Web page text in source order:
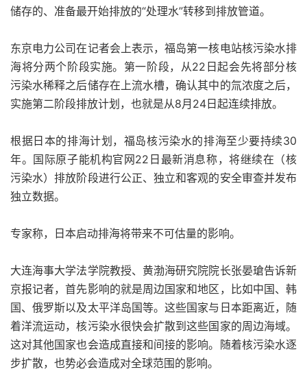
储存的、准备最开始排放的“处理水”转移到排放管道。
东京电力公司在记者会上表示，福岛第一核电站核污染水排
海将分两个阶段实施。第一阶段，从22日起会先将部分核
污染水稀释之后储存在上流水槽，确认其中的氚浓度之后，
实施第二阶段排放计划，也就是从8月24日起连续排放。
根据日本的排海计划，福岛核污染水的排海至少要持续30
年。国际原子能机构官网22日最新消息称，将继续在（核
污染水）排放阶段进行公正、独立和客观的安全审查并发布
独立数据。
专家称，日本启动排海将带来不可估量的影响。
大连海事大学法学院教授、黄渤海研究院院长张晏瑲告诉新
京报记者，首先影响的就是周边国家和地区，比如中国、韩
国、俄罗斯以及太平洋岛国等。这些国家与日本距离近，随
着洋流运动，核污染水很快会扩散到这些国家的周边海域。
这对其他国家也会造成直接和间接的影响。随着核污染水逐
步扩散，也势必会造成对全球范围的影响。